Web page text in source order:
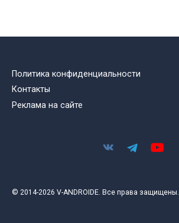
Политика конфиденциальности
Контакты
Реклама на сайте
© 2014-2026 V-ANDROIDE. Все права защищены.